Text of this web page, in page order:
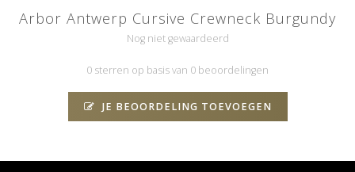
Arbor Antwerp Cursive Crewneck Burgundy
Nog niet gewaardeerd
0 sterren op basis van 0 beoordelingen
JE BEOORDELING TOEVOEGEN